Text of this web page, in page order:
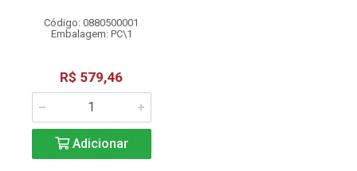
Código: 0880500001
Embalagem: PC\1
R$ 579,46
Adicionar